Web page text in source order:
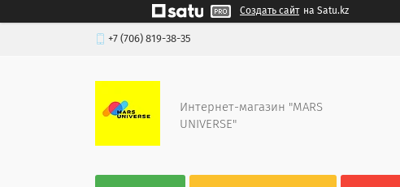
Создать сайт на Satu.kz
+7 (706) 819-38-35
Интернет-магазин "MARS
UNIVERSE"